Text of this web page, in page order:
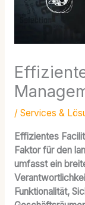
/ Services &
Effizientes
Faktor für den
umfasst ein
Funktionalität,